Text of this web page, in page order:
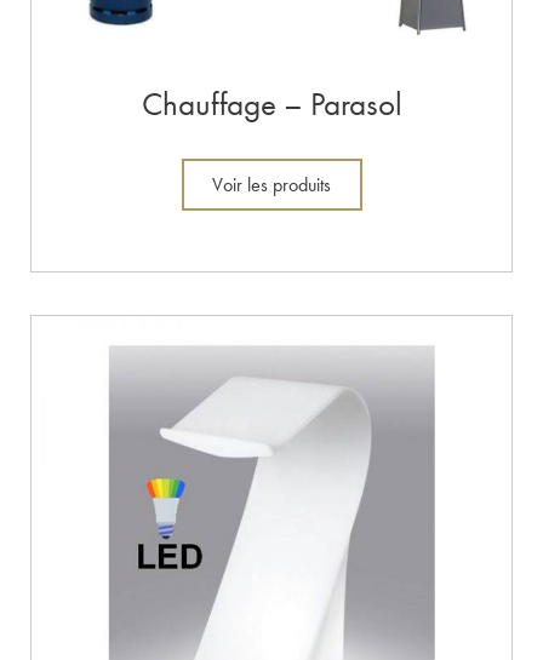
Chauffage – Parasol
Voir les produits